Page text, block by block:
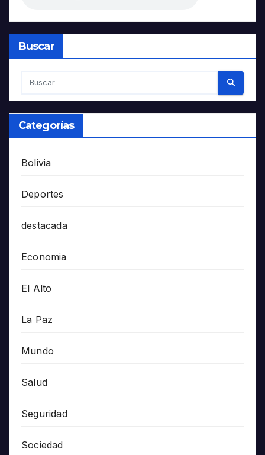
Buscar
Categorías
Bolivia
Deportes
destacada
Economia
El Alto
La Paz
Mundo
Salud
Seguridad
Sociedad